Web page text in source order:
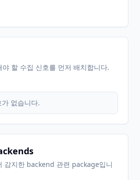
할 수집 신호를 먼저 배치합니다.
없습니다.
감지한 backend 관련 package입니